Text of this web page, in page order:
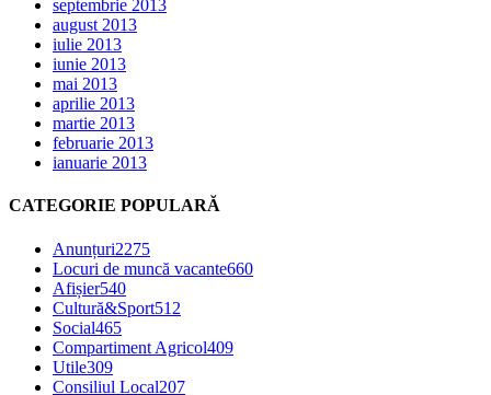
septembrie 2013
august 2013
iulie 2013
iunie 2013
mai 2013
aprilie 2013
martie 2013
februarie 2013
ianuarie 2013
CATEGORIE POPULARĂ
Anunțuri2275
Locuri de muncă vacante660
Afișier540
Cultură&Sport512
Social465
Compartiment Agricol409
Utile309
Consiliul Local207